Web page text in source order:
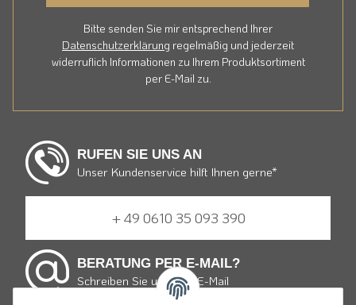
Bitte senden Sie mir entsprechend Ihrer
Datenschutzerklärungregelmäßig und jederzeit
widerruflich Informationen zu Ihrem Produktsortiment
per E-Mail zu.
RUFEN SIE UNS AN
Unser Kundenservice hilft Ihnen gerne*
+ 49 0610 35 093 390
BERATUNG PER E-MAIL?
Schreiben Sie uns eine E-Mail